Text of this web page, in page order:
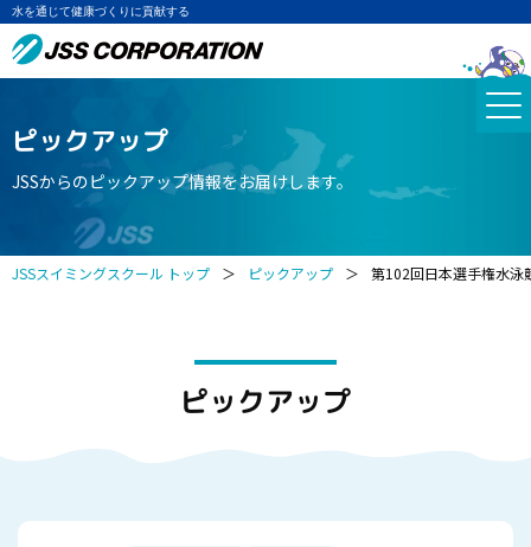
水を通じて健康づくりに貢献する
ピックアップ
JSSからのピックアップ情報をお届けします。
JSSスイミングスクール トップ ＞ ピックアップ ＞ 第102回日本選手権水
ピックアップ